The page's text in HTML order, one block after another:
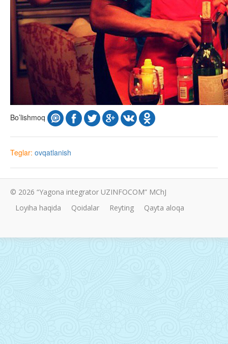
Bo’lishmoq
Teglar: ovqatlanish
© 2026 “Yagona integrator UZINFOCOM” MChJ
Loyiha haqida
Qoidalar Reyting Qayta aloqa